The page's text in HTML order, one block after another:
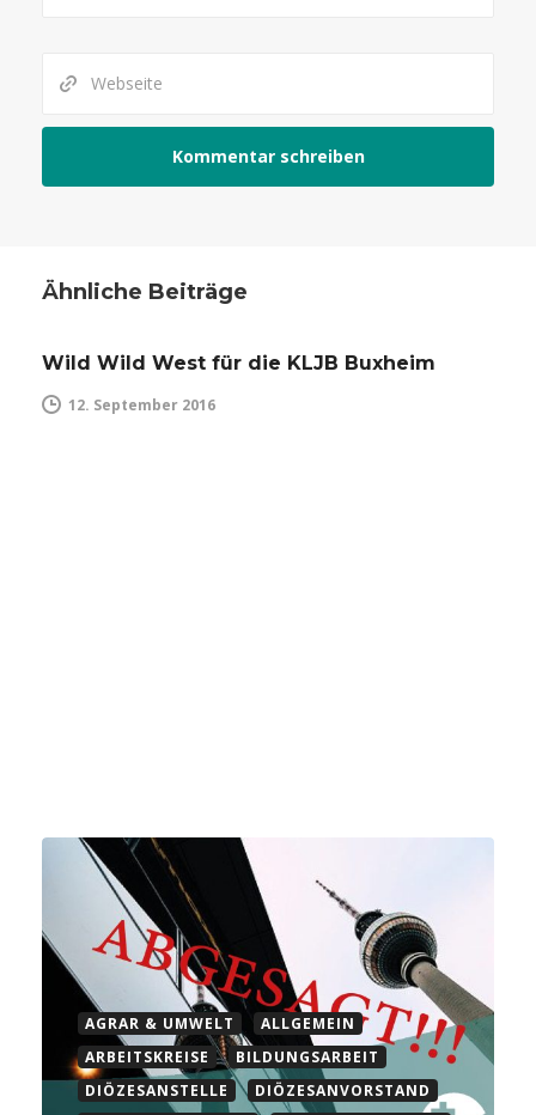
Ähnliche Beiträge
Wild Wild West für die KLJB Buxheim
12. September 2016
AGRAR & UMWELT
ALLGEMEIN
ARBEITSKREISE
BILDUNGSARBEIT
DIÖZESANSTELLE
DIÖZESANVORSTAND